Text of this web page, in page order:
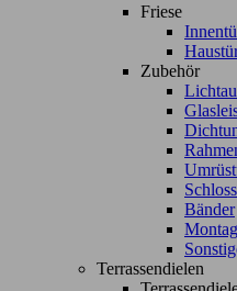
Friese
Zubehör
Schloss
Bänder
Terrassendielen